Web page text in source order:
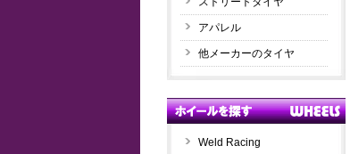
アパレル
他メーカーのタイヤ
Weld Racing